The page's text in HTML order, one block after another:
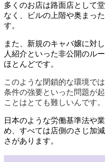
多くのお店は路面店として
なく、ビルの上階や奥まっ
す。
また、新規のキャバ嬢に対
人紹介といった非公開のル
ほとんどです。
このような閉鎖的な環境で
条件の強要といった問題が
ことはとても難しいんです。
日本のような労働基準法や
め、すべては店側のさじ加
さがあります。